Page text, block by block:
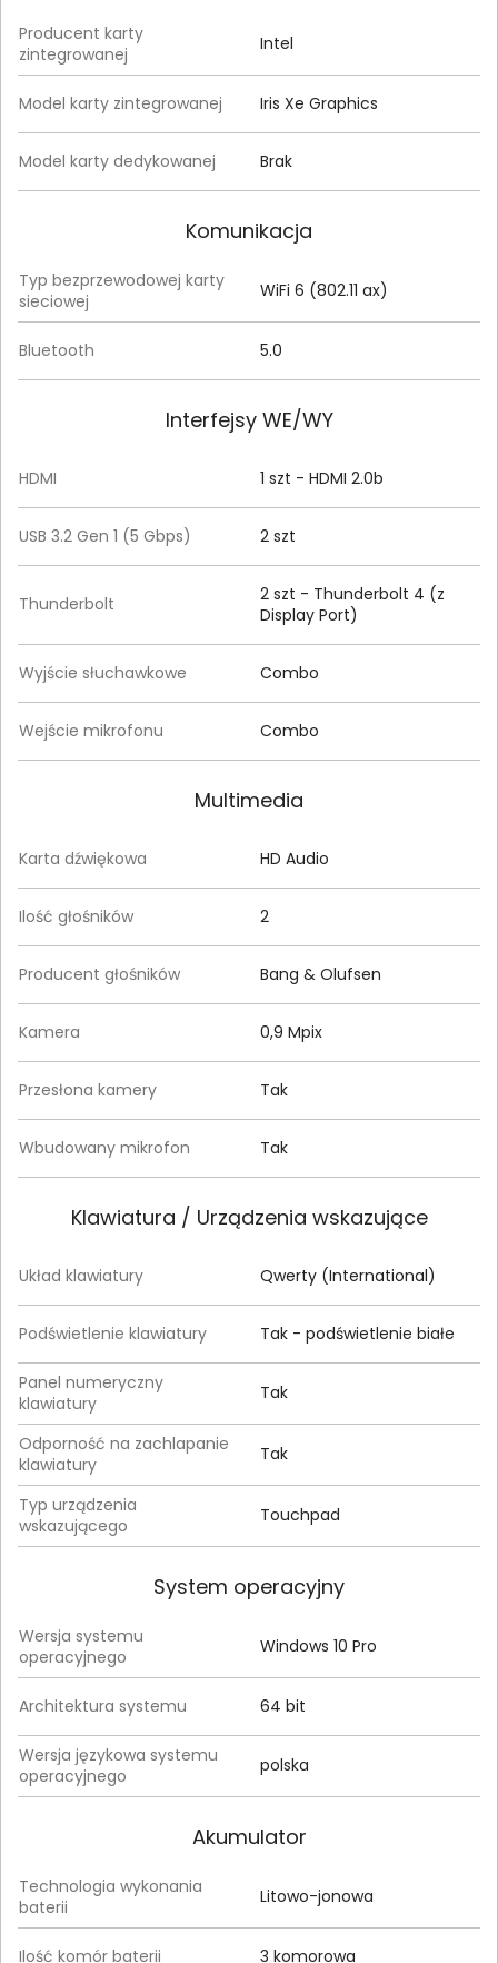
Producent karty
zintegrowanej
Intel
Model karty zintegrowanej Iris Xe Graphics
Model karty dedykowanej Brak
Komunikacja
Typ bezprzewodowej karty
sieciowej
WiFi 6 (802.11 ax)
Bluetooth 5.0
Interfejsy WE/WY
HDMI 1 szt - HDMI 2.0b
USB 3.2 Gen 1 (5 Gbps) 2 szt
Thunderbolt
2 szt - Thunderbolt 4 (z
Display Port)
Wyjście słuchawkowe Combo
Wejście mikrofonu Combo
Multimedia
Karta dźwiękowa HD Audio
Ilość głośników 2
Producent głośników Bang & Olufsen
Kamera 0,9 Mpix
Przesłona kamery Tak
Wbudowany mikrofon Tak
Klawiatura / Urządzenia wskazujące
Układ klawiatury Qwerty (International)
Podświetlenie klawiatury Tak - podświetlenie białe
Panel numeryczny
klawiatury
Tak
Odporność na zachlapanie
klawiatury
Tak
Typ urządzenia
wskazującego
Touchpad
System operacyjny
Wersja systemu
operacyjnego
Windows 10 Pro
Architektura systemu 64 bit
Wersja językowa systemu
operacyjnego
polska
Akumulator
Technologia wykonania
baterii
Litowo-jonowa
Ilość komór baterii 3 komorowa